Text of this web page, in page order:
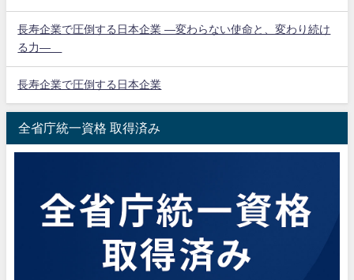
長寿企業で圧倒する日本企業 ―変わらない使命と、変わり続け
る力―
長寿企業で圧倒する日本企業
全省庁統一資格 取得済み